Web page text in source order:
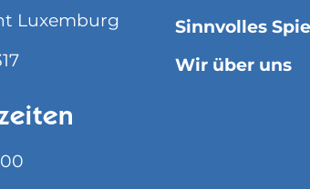
Luxemburg
Sinnvolles
Wir über uns